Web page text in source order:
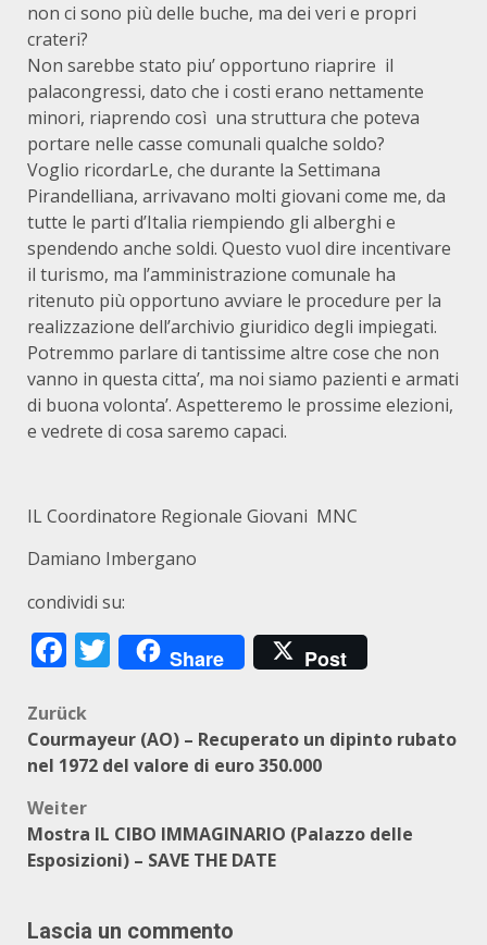
non ci sono più delle buche, ma dei veri e propri
crateri?
Non sarebbe stato piu’ opportuno riaprire il
palacongressi, dato che i costi erano nettamente
minori, riaprendo così una struttura che poteva
portare nelle casse comunali qualche soldo?
Voglio ricordarLe, che durante la Settimana
Pirandelliana, arrivavano molti giovani come me, da
tutte le parti d’Italia riempiendo gli alberghi e
spendendo anche soldi. Questo vuol dire incentivare
il turismo, ma l’amministrazione comunale ha
ritenuto più opportuno avviare le procedure per la
realizzazione dell’archivio giuridico degli impiegati.
Potremmo parlare di tantissime altre cose che non
vanno in questa citta’, ma noi siamo pazienti e armati
di buona volonta’. Aspetteremo le prossime elezioni,
e vedrete di cosa saremo capaci.
IL Coordinatore Regionale Giovani MNC
Damiano Imbergano
condividi su:
Facebook
Twitter
Share Post
Beitragsnavigation
Zurück
Courmayeur (AO) – Recuperato un dipinto rubato
nel 1972 del valore di euro 350.000
Weiter
Mostra IL CIBO IMMAGINARIO (Palazzo delle
Esposizioni) – SAVE THE DATE
Lascia un commento